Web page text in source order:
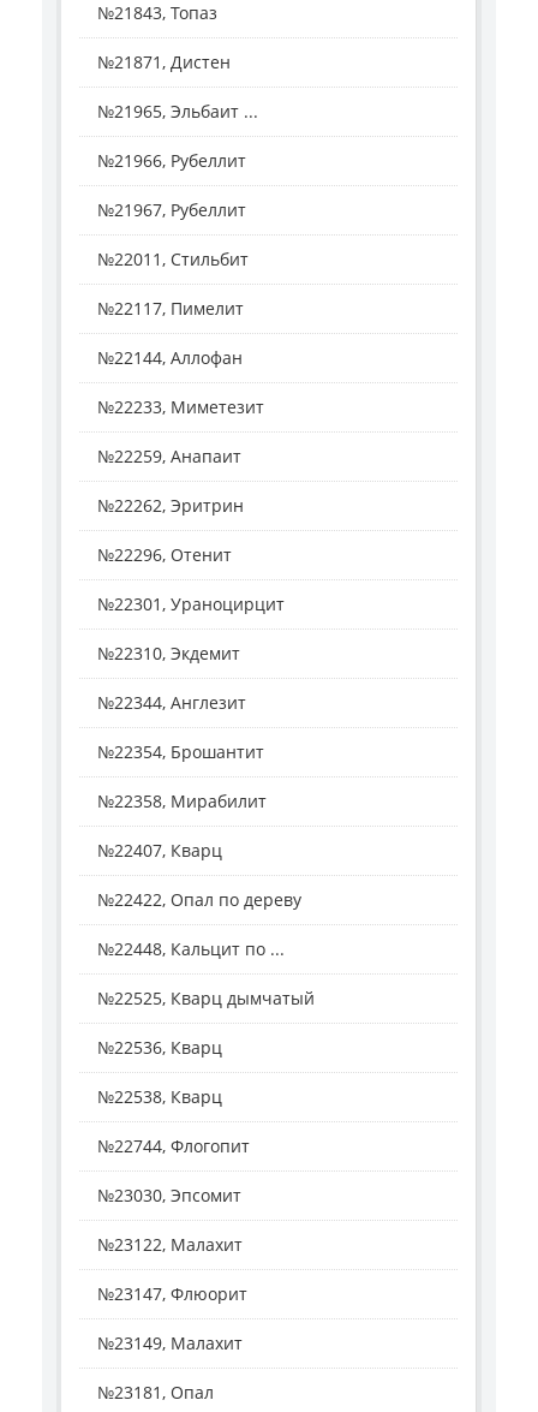
№21843, Топаз
№21871, Дистен
№21965, Эльбаит ...
№21966, Рубеллит
№21967, Рубеллит
№22011, Стильбит
№22117, Пимелит
№22144, Аллофан
№22233, Миметезит
№22259, Анапаит
№22262, Эритрин
№22296, Отенит
№22301, Ураноцирцит
№22310, Экдемит
№22344, Англезит
№22354, Брошантит
№22358, Мирабилит
№22407, Кварц
№22422, Опал по дереву
№22448, Кальцит по ...
№22525, Кварц дымчатый
№22536, Кварц
№22538, Кварц
№22744, Флогопит
№23030, Эпсомит
№23122, Малахит
№23147, Флюорит
№23149, Малахит
№23181, Опал